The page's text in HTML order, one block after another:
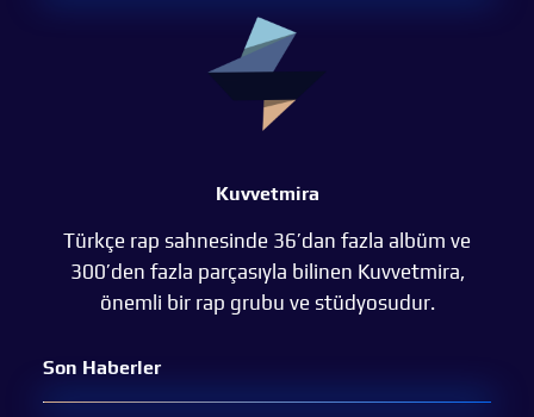
Kuvvetmira
Türkçe rap sahnesinde 36’dan fazla albüm ve
300’den fazla parçasıyla bilinen Kuvvetmira,
önemli bir rap grubu ve stüdyosudur.
Son Haberler